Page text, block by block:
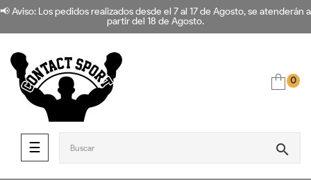
📢 Aviso: Los pedidos realizados desde el 7 al 17 de Agosto, se atenderán a
partir del 18 de Agosto.
search
0
Navegación de palanca
☰